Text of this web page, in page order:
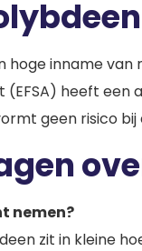
hoge inname
(EFSA) heeft
geen risico
nemen?
zit in kleine